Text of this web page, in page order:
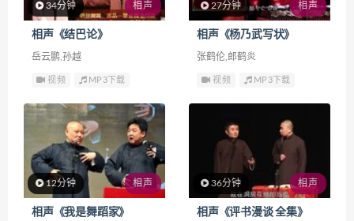
34分钟 相声
相声《结巴论》
岳云鹏,孙越
视频 MP3下载
27分钟 相声
相声《杨乃武写状》
张鹤伦,郎鹤炎
视频 MP3下载
12分钟 相声
相声《我是舞蹈家》
36分钟 相声
相声《评书漫谈 全集》